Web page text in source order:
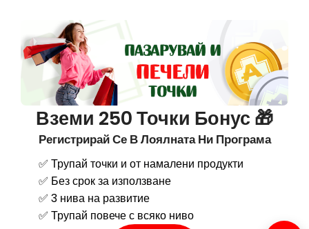
Вземи 250 Точки Бонус 🎁
Регистрирай Се В Лоялната Ни Програма
✅ Трупай точки и от намалени продукти
✅ Без срок за използване
✅ 3 нива на развитие
✅ Трупай повече с всяко ниво